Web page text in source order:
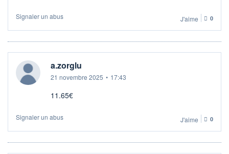
Signaler un abus J'aime 0
a.zorglu
21 novembre 2025 • 17:43
11.65€
Signaler un abus J'aime 0